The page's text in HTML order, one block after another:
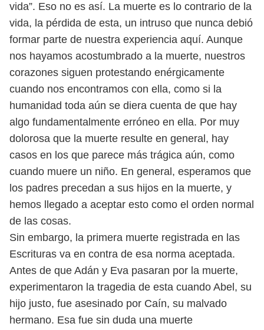
vida”. Eso no es así. La muerte es lo contrario de la
vida, la pérdida de esta, un intruso que nunca debió
formar parte de nuestra experiencia aquí. Aunque
nos hayamos acostumbrado a la muerte, nuestros
corazones siguen protestando enérgicamente
cuando nos encontramos con ella, como si la
humanidad toda aún se diera cuenta de que hay
algo fundamentalmente erróneo en ella. Por muy
dolorosa que la muerte resulte en general, hay
casos en los que parece más trágica aún, como
cuando muere un niño. En general, esperamos que
los padres precedan a sus hijos en la muerte, y
hemos llegado a aceptar esto como el orden normal
de las cosas.
Sin embargo, la primera muerte registrada en las
Escrituras va en contra de esa norma aceptada.
Antes de que Adán y Eva pasaran por la muerte,
experimentaron la tragedia de esta cuando Abel, su
hijo justo, fue asesinado por Caín, su malvado
hermano. Esa fue sin duda una muerte